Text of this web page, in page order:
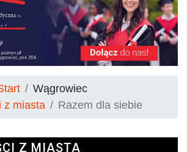
Wągrowiec
z miasta
Razem dla siebie
Z MIASTA